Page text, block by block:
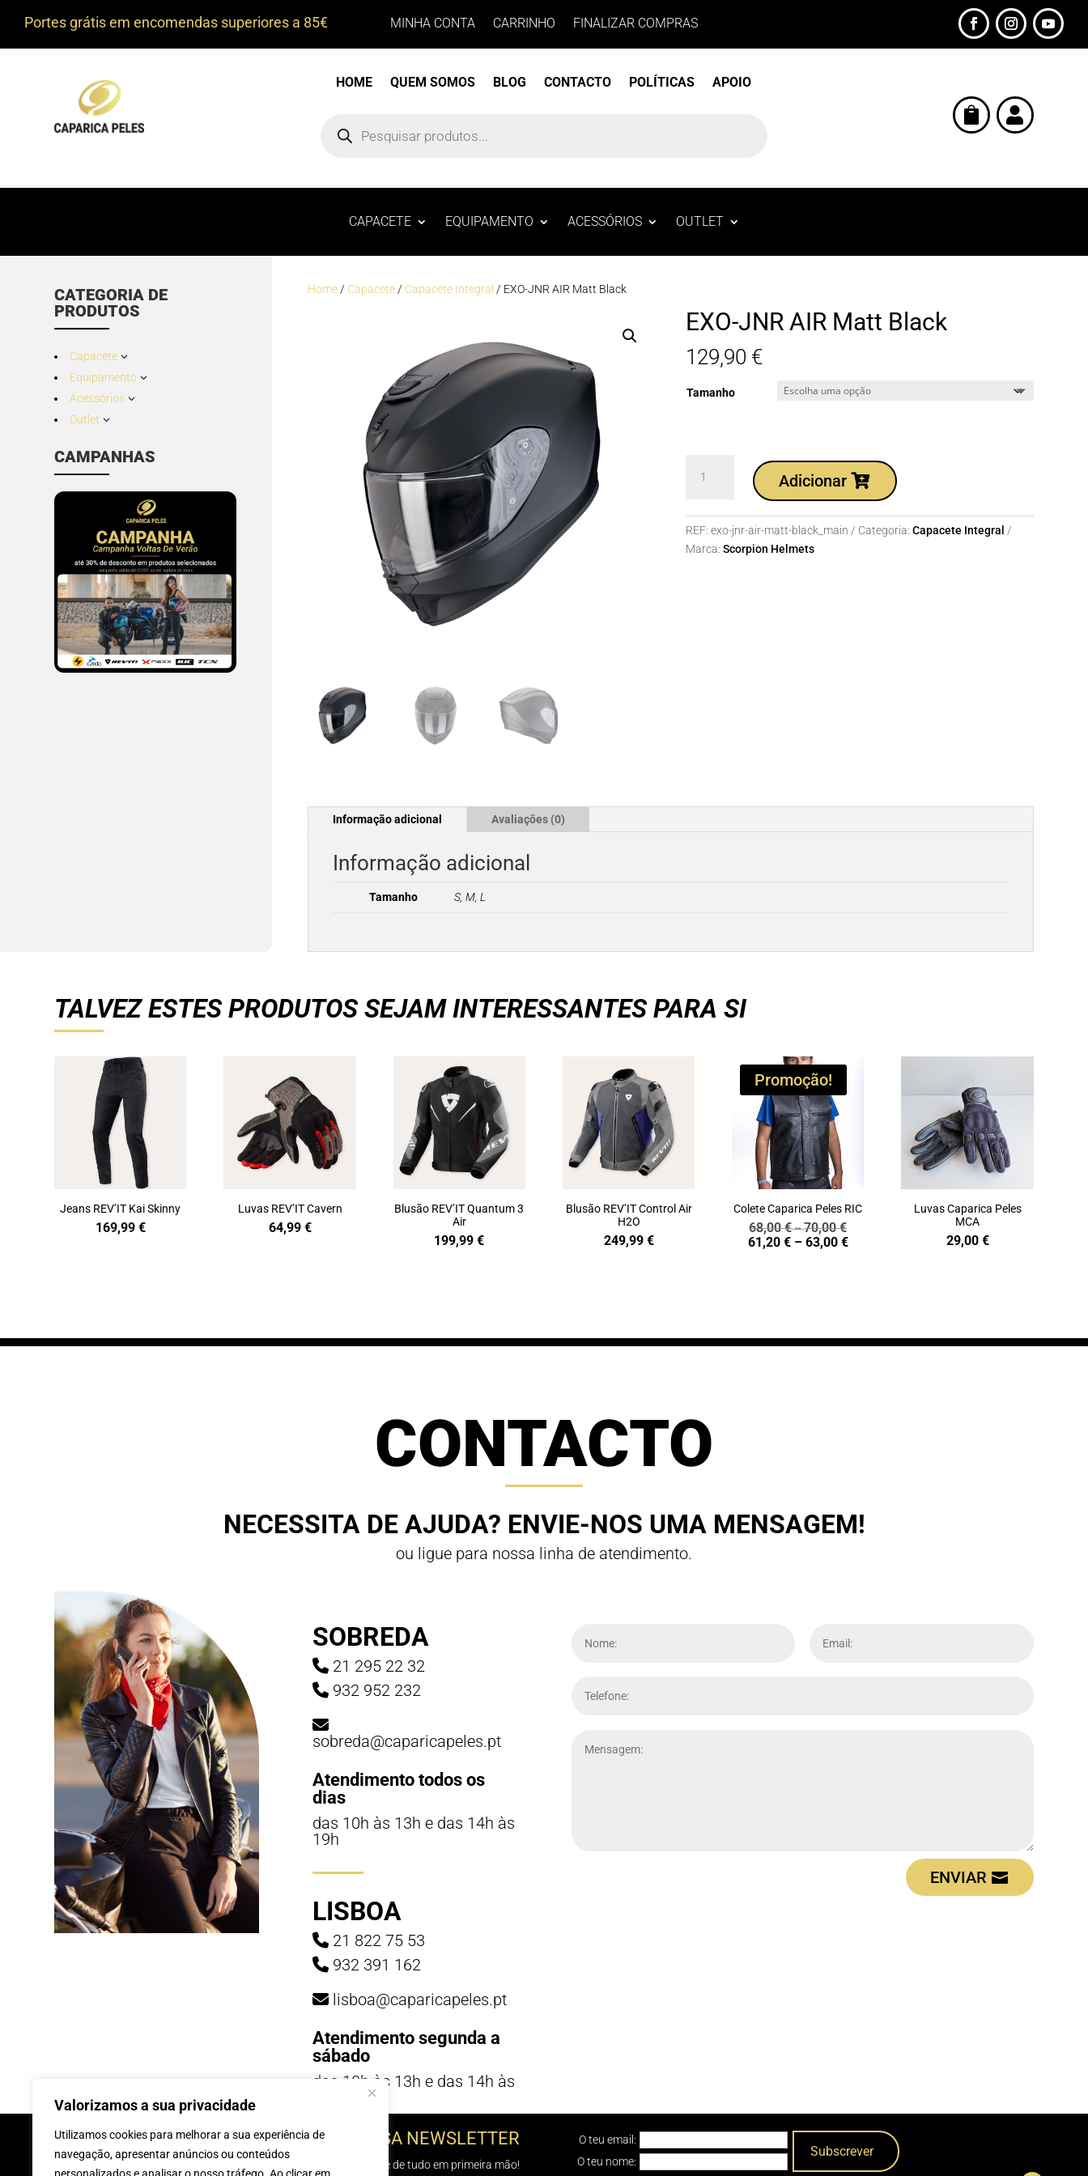
Valorizamos a sua privacidade
Utilizamos cookies para melhorar a sua experiência de
navegação, apresentar anúncios ou conteúdos
Portes grátis em encomendas superiores a 85€ MINHA CONTA CARRINHO FINALIZAR COMPRAS
HOME QUEM SOMOS BLOG CONTACTO POLÍTICAS APOIO
search
 
CAPACETE EQUIPAMENTO ACESSÓRIOS OUTLET
CATEGORIA DE
PRODUTOS
Capacete 3
Equipamento 3
Acessórios 3
Outlet 3
CAMPANHAS
Home / Capacete / Capacete Integral / EXO-JNR AIR Matt Black
EXO-JNR AIR Matt Black
129,90 €
Tamanho
JNR
AIR
Matt
Adicionar
REF: exo-jnr-air-matt-black_main Categoria: Capacete Integral
Marca: Scorpion Helmets
Informação adicional Avaliações (0)
Informação adicional
Tamanho S, M, L
TALVEZ ESTES PRODUTOS SEJAM INTERESSANTES PARA SI
Jeans REV’IT Kai Skinny
169,99 €
Luvas REV’IT Cavern
64,99 €
Blusão REV’IT Quantum 3
Air
199,99€
Blusão REV’IT Control Air
H2O
249,99 €
Promoção!
Colete Caparica Peles RIC
68,00€–70,00€Price
range:
61,20 € – 63,00 €Price
Luvas Caparica Peles
MCA
29,00 €
CONTACTO
NECESSITA DE AJUDA? ENVIE-NOS UMA MENSAGEM!
ou ligue para nossa linha de atendimento.
SOBREDA
21 295 22 32
932 952 232
sobreda@caparicapeles.pt
Atendimento todos os
dias
das 10h às 13h e das 14h às
19h
LISBOA
21 822 75 53
932 391 162
lisboa@caparicapeles.pt
Atendimento segunda a
sábado
das 10h às 13h e das 14h às
ENVIAR
INSCREVE-TE Á NOSSA NEWSLETTER
e sabe de tudo em primeira mão!
O teu email:
O teu nome: